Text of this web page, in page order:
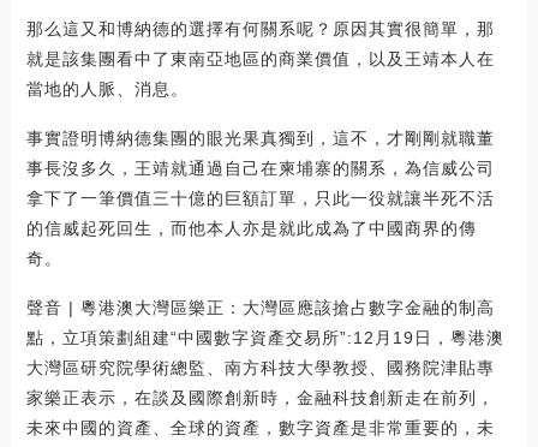
那么這又和博納德的選擇有何關系呢？原因其實很簡單，那
就是該集團看中了東南亞地區的商業價值，以及王靖本人在
當地的人脈、消息。
事實證明博納德集團的眼光果真獨到，這不，才剛剛就職董
事長沒多久，王靖就通過自己在柬埔寨的關系，為信威公司
拿下了一筆價值三十億的巨額訂單，只此一役就讓半死不活
的信威起死回生，而他本人亦是就此成為了中國商界的傳
奇。
聲音 | 粵港澳大灣區樂正：大灣區應該搶占數字金融的制高
點，立項策劃組建“中國數字資產交易所”:12月19日，粵港澳
大灣區研究院學術總監、南方科技大學教授、國務院津貼專
家樂正表示，在談及國際創新時，金融科技創新走在前列，
未來中國的資產、全球的資產，數字資產是非常重要的，未